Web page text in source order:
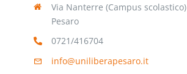
Via Nanterre (Campus scolastico)
Pesaro
0721/416704
info@uniliberapesaro.it